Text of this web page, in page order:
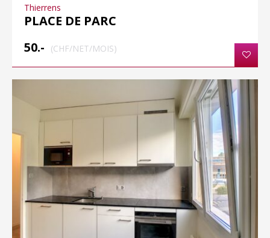
Thierrens
PLACE DE PARC
50.-
(CHF/NET/MOIS)